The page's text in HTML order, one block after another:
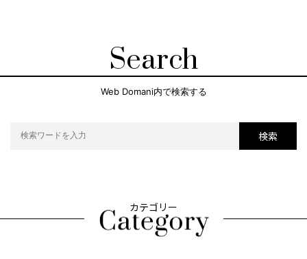
Search
Web Domani内で検索する
検索
カテゴリー